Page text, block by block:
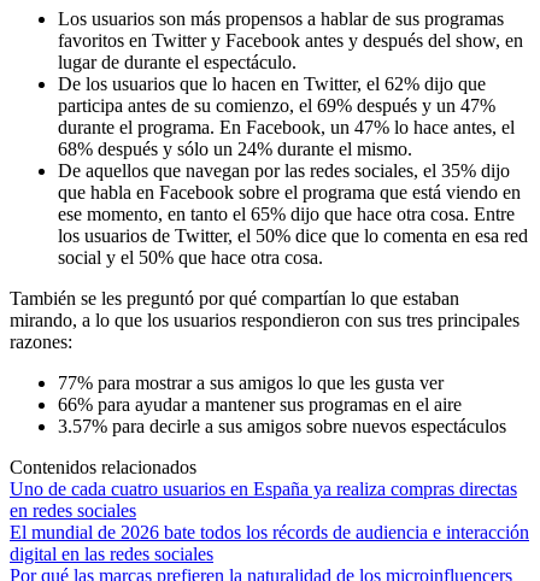
Los usuarios son más propensos a hablar de sus programas
favoritos en Twitter y Facebook antes y después del show, en
lugar de durante el espectáculo.
De los usuarios que lo hacen en Twitter, el 62% dijo que
participa antes de su comienzo, el 69% después y un 47%
durante el programa. En Facebook, un 47% lo hace antes, el
68% después y sólo un 24% durante el mismo.
De aquellos que navegan por las redes sociales, el 35% dijo
que habla en Facebook sobre el programa que está viendo en
ese momento, en tanto el 65% dijo que hace otra cosa. Entre
los usuarios de Twitter, el 50% dice que lo comenta en esa red
social y el 50% que hace otra cosa.
También se les preguntó por qué compartían lo que estaban
mirando, a lo que los usuarios respondieron con sus tres principales
razones:
77% para mostrar a sus amigos lo que les gusta ver
66% para ayudar a mantener sus programas en el aire
3.57% para decirle a sus amigos sobre nuevos espectáculos
Contenidos relacionados
Uno de cada cuatro usuarios en España ya realiza compras directas
en redes sociales
El mundial de 2026 bate todos los récords de audiencia e interacción
digital en las redes sociales
Por qué las marcas prefieren la naturalidad de los microinfluencers